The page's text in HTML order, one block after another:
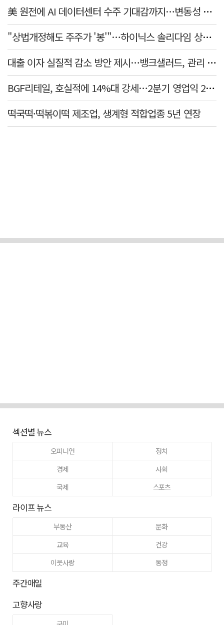
美 원전에 AI 데이터센터 수주 기대감까지…변동성 장세 속 빛난 건설株
"상법개정해도 주주가 '봉'"…하이닉스 솔리다임 상장설에 술렁[개미와글와글]
대출 이자 실질적 감소 방안 제시…뱅크샐러드, 관리 영역 확대 및 시스템 개편
BGF리테일, 호실적에 14%대 강세…2분기 영업익 22% 증가
떡국떡·떡볶이떡 제조업, 생계형 적합업종 5년 연장
섹션별 뉴스
오피니언
정치
경제
사회
국제
스포츠
라이프 뉴스
부동산
문화
교육
건강
이웃사랑
동정
주간매일
고향사랑